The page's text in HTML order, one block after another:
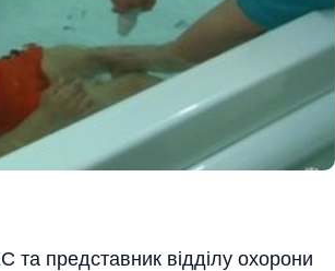
та представник відділу охорони